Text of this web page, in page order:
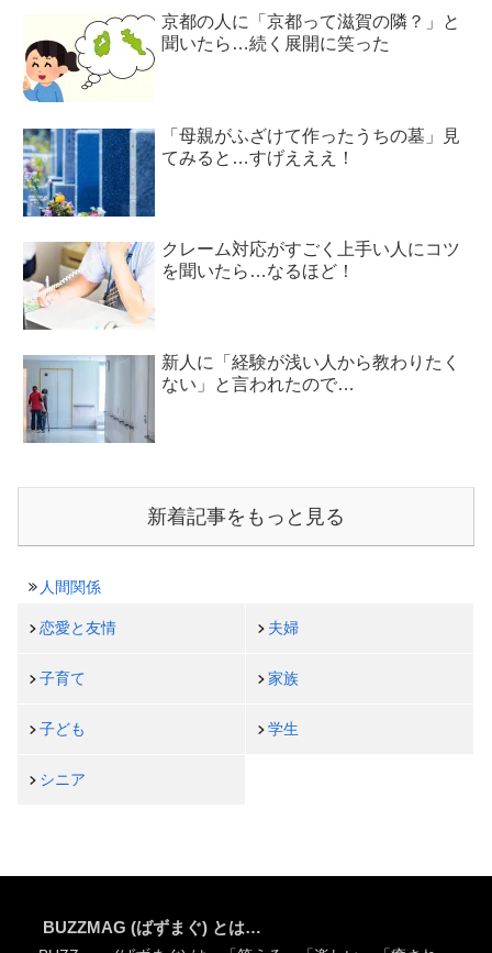
京都の人に「京都って滋賀の隣？」と
聞いたら…続く展開に笑った
「母親がふざけて作ったうちの墓」見
てみると…すげえええ！
クレーム対応がすごく上手い人にコツ
を聞いたら…なるほど！
新人に「経験が浅い人から教わりたく
ない」と言われたので…
新着記事をもっと見る
人間関係
恋愛と友情 夫婦
子育て 家族
子ども 学生
シニア
BUZZMAG (ばずまぐ) とは…